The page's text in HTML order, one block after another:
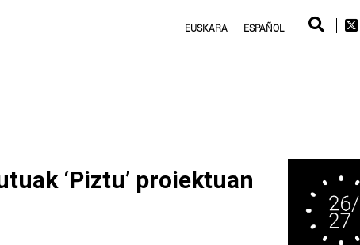
EUSKARA ESPAÑOL
‘Piztu’ proiektuan